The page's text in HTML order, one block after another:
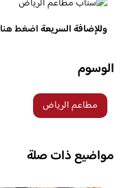
وللإضافة السريعةاضغط هنا
الوسوم
مطاعم الرياض
مواضيع ذات صلة